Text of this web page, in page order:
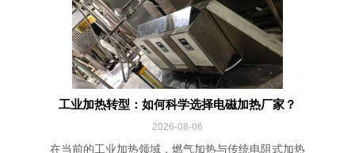
工业加热转型：如何科学选择电磁加热厂家？
2026-08-06
在当前的工业加热领域，燃气加热与传统电阻式加热